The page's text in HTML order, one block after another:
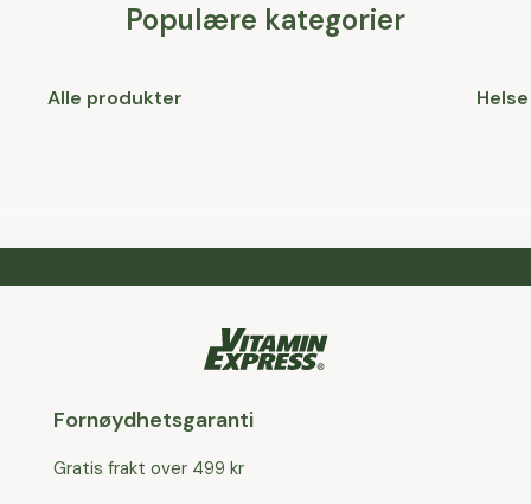
Populære kategorier
Alle produkter Helse
Fornøydhetsgaranti
Gratis frakt over 499 kr